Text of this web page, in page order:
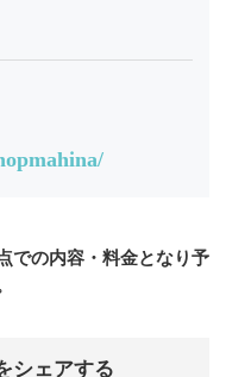
での内容・料金となり予
シェアする